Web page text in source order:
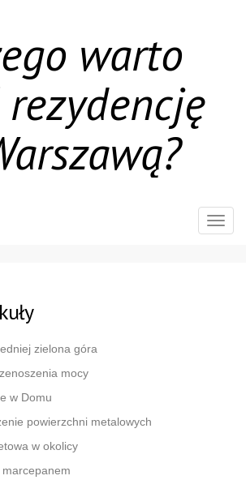
warto
zielona góra
mocy
w Domu
powierzchni metalowych
w okolicy